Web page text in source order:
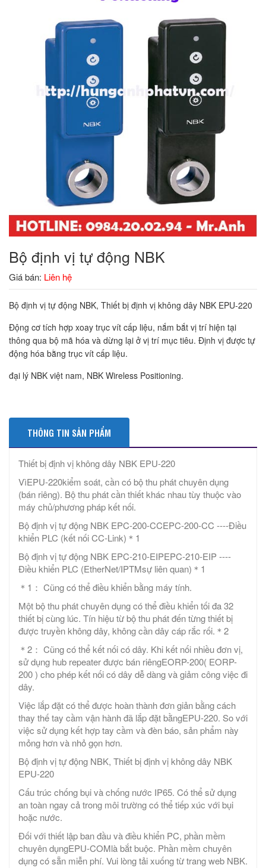
Bộ định vị tự động NBK
Giá bán: Liên hệ
Bộ định vị tự động NBK, Thiết bị định vị không dây NBK EPU-220
Động cơ tích hợp xoay trục vít cấp liệu, nắm bắt vị trí hiện tại
thông qua bộ mã hóa và dừng lại ở vị trí mục tiêu. Định vị được tự
động hóa bằng trục vít cấp liệu.
đại lý NBK việt nam, NBK Wireless Positioning.
THÔNG TIN SẢN PHẨM
Thiết bị định vị không dây NBK EPU-220
VìEPU-220kiểm soát, cần có bộ thu phát chuyên dụng
(bán riêng). Bộ thu phát cần thiết khác nhau tùy thuộc vào
máy chủ/phương pháp kết nối.
Bộ định vị tự động NBK EPC-200-CCEPC-200-CC ----Điều
khiển PLC (kết nối CC-Link)＊1
Bộ định vị tự động NBK EPC-210-EIPEPC-210-EIP ----
Điều khiển PLC (EtherNet/IPTMsự liên quan)＊1
＊1： Cũng có thể điều khiển bằng máy tính.
Một bộ thu phát chuyên dụng có thể điều khiển tối đa 32
thiết bị cùng lúc. Tín hiệu từ bộ thu phát đến từng thiết bị
được truyền không dây, không cần dây cáp rắc rối.＊2
＊2： Cũng có thể kết nối có dây. Khi kết nối nhiều đơn vị,
sử dụng hub repeater được bán riêngEORP-200( EORP-
200 ) cho phép kết nối có dây dễ dàng và giảm công việc đi
dây.
Việc lắp đặt có thể được hoàn thành đơn giản bằng cách
thay thế tay cầm vận hành đã lắp đặt bằngEPU-220. So với
việc sử dụng kết hợp tay cầm và đèn báo, sản phẩm này
mỏng hơn và nhỏ gọn hơn.
Bộ định vị tự động NBK, Thiết bị định vị không dây NBK
EPU-220
Cấu trúc chống bụi và chống nước IP65. Có thể sử dụng
an toàn ngay cả trong môi trường có thể tiếp xúc với bụi
hoặc nước.
Đối với thiết lập ban đầu và điều khiển PC, phần mềm
chuyên dụngEPU-COMlà bắt buộc. Phần mềm chuyên
dụng có sẵn miễn phí. Vui lòng tải xuống từ trang web NBK.